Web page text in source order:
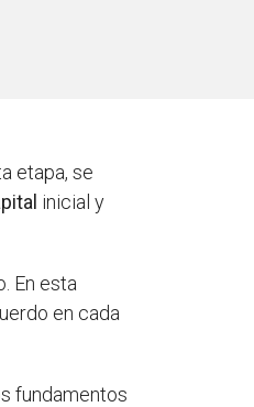
etapa, se
inicial y
En esta
en cada
fundamentos